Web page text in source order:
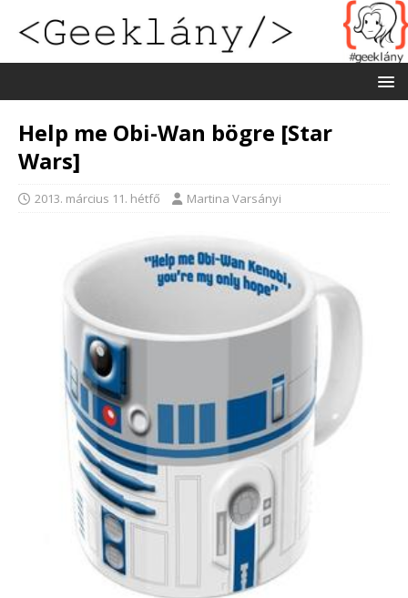
Help me Obi-Wan bögre [Star
Wars]
2013. március 11. hétfő Martina Varsányi